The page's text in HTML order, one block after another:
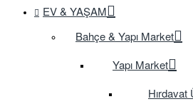
EV & YAŞAM
Bahçe & Yapı Market
Yapı Market
Hırdavat